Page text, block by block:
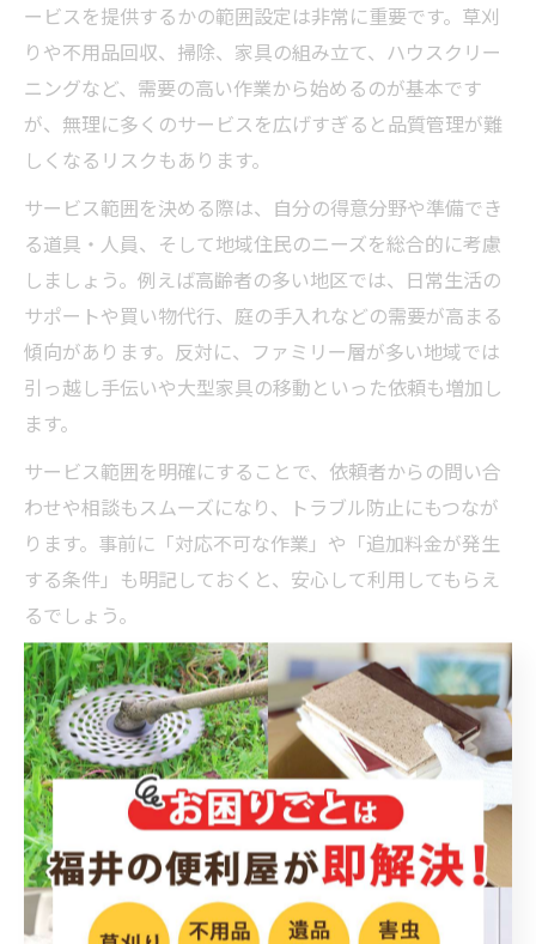
ービスを提供するかの範囲設定は非常に重要です。草刈
りや不用品回収、掃除、家具の組み立て、ハウスクリー
ニングなど、需要の高い作業から始めるのが基本です
が、無理に多くのサービスを広げすぎると品質管理が難
しくなるリスクもあります。
サービス範囲を決める際は、自分の得意分野や準備でき
る道具・人員、そして地域住民のニーズを総合的に考慮
しましょう。例えば高齢者の多い地区では、日常生活の
サポートや買い物代行、庭の手入れなどの需要が高まる
傾向があります。反対に、ファミリー層が多い地域では
引っ越し手伝いや大型家具の移動といった依頼も増加し
ます。
サービス範囲を明確にすることで、依頼者からの問い合
わせや相談もスムーズになり、トラブル防止にもつなが
ります。事前に「対応不可な作業」や「追加料金が発生
する条件」も明記しておくと、安心して利用してもらえ
るでしょう。
便利屋の開業準備で大切な福井県特有の注意点
福井県で便利屋を開業する際には、地域特有の気候や文
化を踏まえた準備が必要です。特に冬季には雪かきや除
雪作業の依頼が増えるため、対応できる道具や車両を早
めに準備しておくことが大切です。また、沿岸部では塩
害による住宅や設備のメンテナンス依頼も見込まれるた
め、作業内容に応じた知識やノウハウの習得も効果的で